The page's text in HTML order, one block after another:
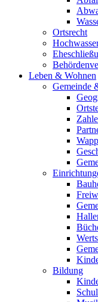
Ortsrecht
Leben & Wohnen
Gemeinde
Bildung